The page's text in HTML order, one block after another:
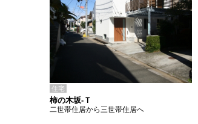
住宅
柿の木坂-Ｔ
二世帯住居から三世帯住居へ